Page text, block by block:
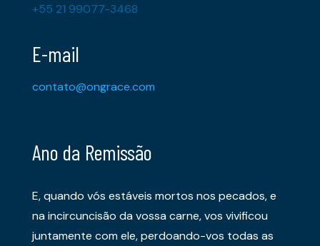
+55 21 99077-3468
E-mail
contato@ongrace.com
Ano da Remissão
E, quando vós estáveis mortos nos pecados, e
na incircuncisão da vossa carne, vos vivificou
juntamente com ele, perdoando-vos todas as